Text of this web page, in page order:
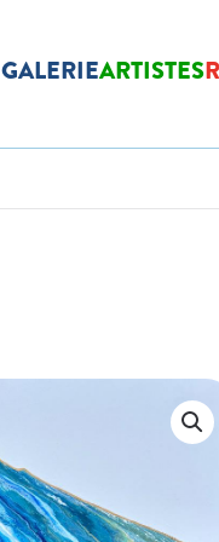
GALERIEARTISTES